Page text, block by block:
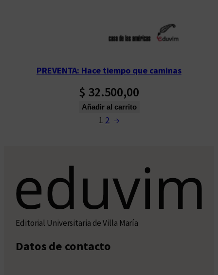
PREVENTA: Hace tiempo que caminas
$ 32.500,00
Añadir al carrito
1 2 →
Editorial Universitaria de Villa María
Datos de contacto